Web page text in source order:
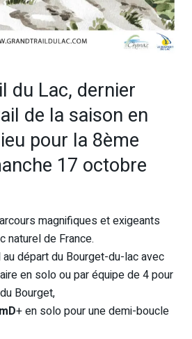
du Lac, dernier
de la saison en
pour la 8ème
17 octobre
magnifiques et exigeants
naturel de France.
départ du Bourget-du-lac avec
en solo ou par équipe de 4 pour
Bourget,
+ en solo pour une demi-boucle